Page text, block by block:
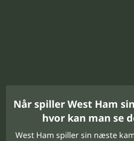
Når spiller West Ham
hvor kan man se
West Ham spiller sin næste